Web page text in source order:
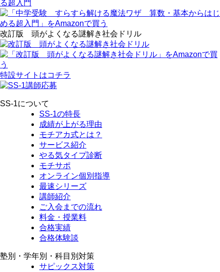
改訂版 頭がよくなる謎解き社会ドリル
特設サイトはコチラ
SS-1について
SS-1の特長
成績が上がる理由
モチアカ式とは？
サービス紹介
やる気タイプ診断
モチサポ
オンライン個別指導
最速シリーズ
講師紹介
ご入会までの流れ
料金・授業料
合格実績
合格体験談
塾別・学年別・科目別対策
サピックス対策